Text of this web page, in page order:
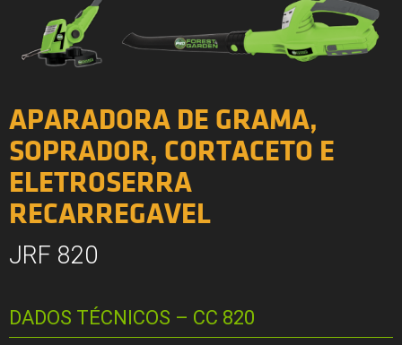
APARADORA DE GRAMA,
SOPRADOR, CORTACETO E
ELETROSERRA
RECARREGAVEL
JRF 820
DADOS TÉCNICOS – CC 820